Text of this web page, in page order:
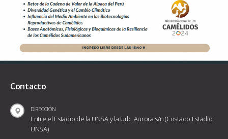
Contacto
DIRECCIÓN
Entre el Estadio de la UNSA y la Urb. Aurora s/n (Costado Estadio
UNSA)